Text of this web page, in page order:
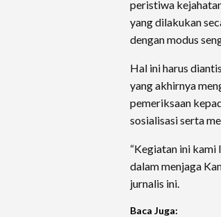
peristiwa
yang dilakukan
dengan modus
Hal ini harus
yang akhirnya
pemeriksaan
sosialisasi serta
“Kegiatan ini kami
dalam menjaga
jurnalis ini.
Baca Juga: